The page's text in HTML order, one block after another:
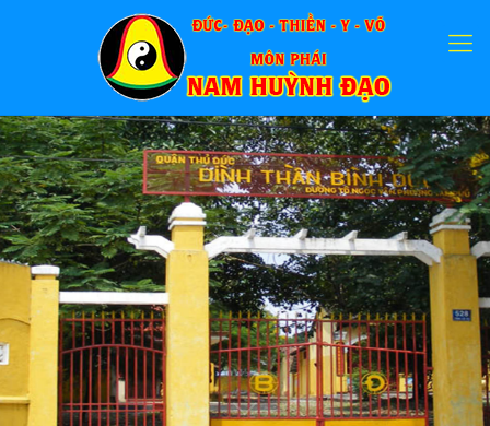
Quận Thủ Đức – Võ
Đường Bình Đức